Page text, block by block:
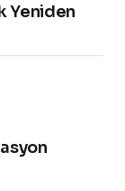
Yeniden